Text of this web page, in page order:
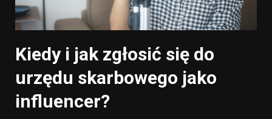
Kiedy i jak zgłosić się do
urzędu skarbowego jako
influencer?